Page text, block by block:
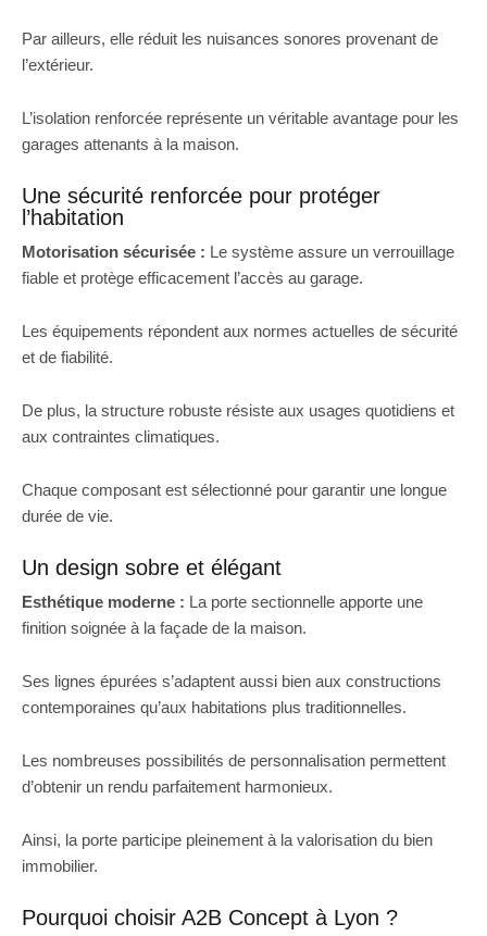
Par ailleurs, elle réduit les nuisances sonores provenant de
l’extérieur.
L’isolation renforcée représente un véritable avantage pour les
garages attenants à la maison.
Une sécurité renforcée pour protéger
l’habitation
Motorisation sécurisée : Le système assure un verrouillage
fiable et protège efficacement l’accès au garage.
Les équipements répondent aux normes actuelles de sécurité
et de fiabilité.
De plus, la structure robuste résiste aux usages quotidiens et
aux contraintes climatiques.
Chaque composant est sélectionné pour garantir une longue
durée de vie.
Un design sobre et élégant
Esthétique moderne : La porte sectionnelle apporte une
finition soignée à la façade de la maison.
Ses lignes épurées s’adaptent aussi bien aux constructions
contemporaines qu’aux habitations plus traditionnelles.
Les nombreuses possibilités de personnalisation permettent
d’obtenir un rendu parfaitement harmonieux.
Ainsi, la porte participe pleinement à la valorisation du bien
immobilier.
Pourquoi choisir A2B Concept à Lyon ?